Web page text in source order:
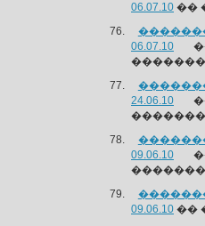
06.07.10 ��
06.07.10
24.06.10
09.06.10
09.06.10 ��